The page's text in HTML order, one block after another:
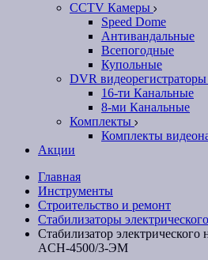
CCTV Камеры
Speed Dome
Антивандальные
Всепогодные
Купольные
DVR видеорегистраторы
16-ти Канальные
8-ми Канальные
Комплекты
Комплекты
Акции
Главная
Инструменты
Строительство и ремонт
Стабилизаторы
Стабилизатор
ACH-4500/3-ЭМ